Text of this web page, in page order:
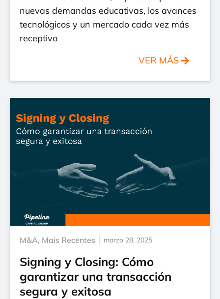
nuevas demandas educativas, los avances
tecnológicos y un mercado cada vez más
receptivo
VER MÁS
M&A, Mais Recentes marzo 28, 2025
Signing y Closing: Cómo
garantizar una transacción
segura y exitosa